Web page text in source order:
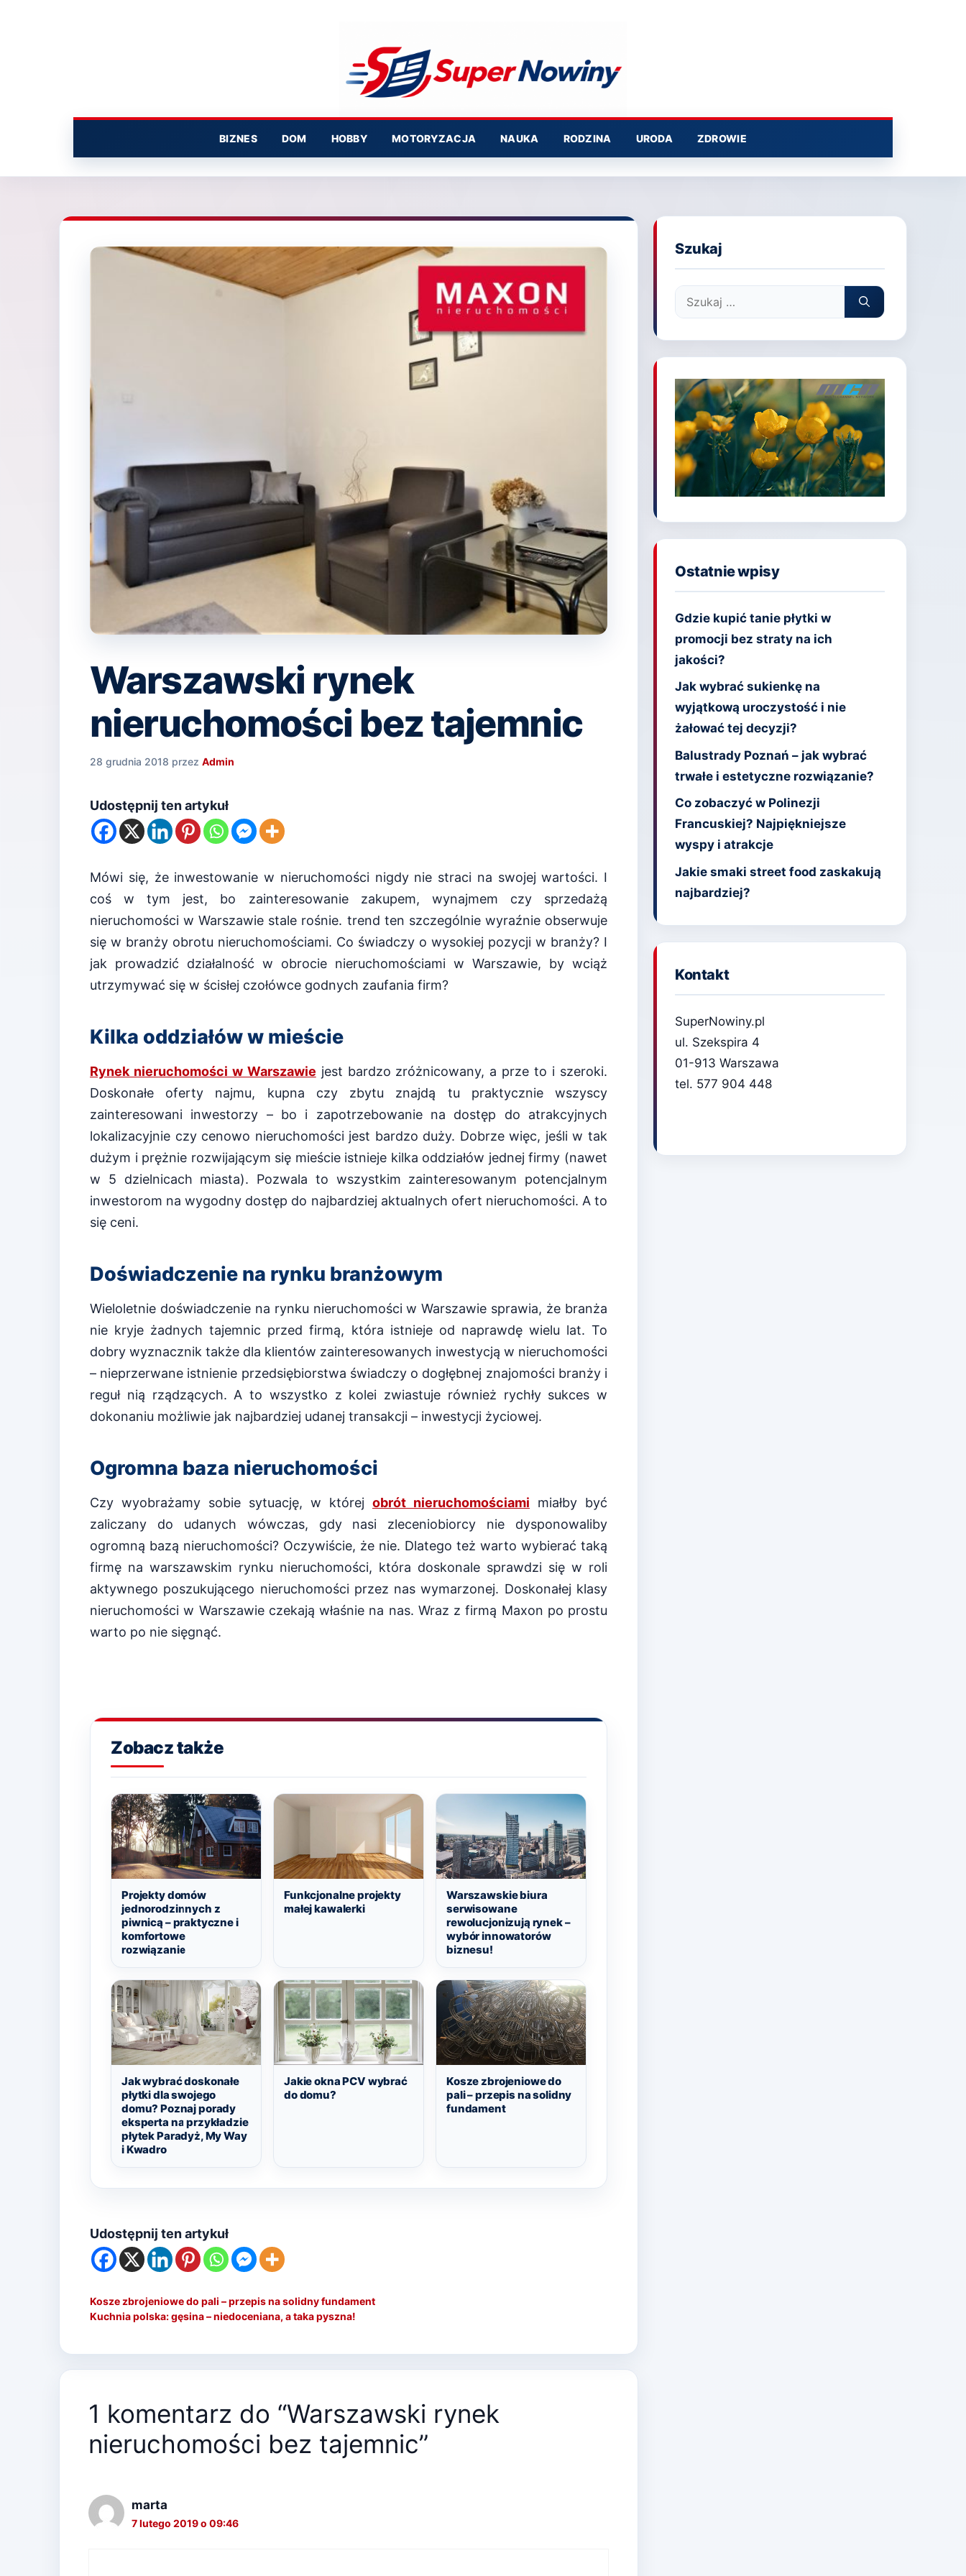
BIZNES DOM HOBBY MOTORYZACJA NAUKA RODZINA URODA ZDROWIE
Warszawski rynek
nieruchomości bez tajemnic
28 grudnia 2018 przez Admin
Udostępnij ten artykuł
Mówi się, że inwestowanie w nieruchomości nigdy nie straci na swojej wartości. I
coś w tym jest, bo zainteresowanie zakupem, wynajmem czy sprzedażą
nieruchomości w Warszawie stale rośnie. trend ten szczególnie wyraźnie obserwuje
się w branży obrotu nieruchomościami. Co świadczy o wysokiej pozycji w branży? I
jak prowadzić działalność w obrocie nieruchomościami w Warszawie, by wciąż
utrzymywać się w ścisłej czołówce godnych zaufania firm?
Kilka oddziałów w mieście
Rynek nieruchomości w Warszawie jest bardzo zróżnicowany, a prze to i szeroki.
Doskonałe oferty najmu, kupna czy zbytu znajdą tu praktycznie wszyscy
zainteresowani inwestorzy – bo i zapotrzebowanie na dostęp do atrakcyjnych
lokalizacyjnie czy cenowo nieruchomości jest bardzo duży. Dobrze więc, jeśli w tak
dużym i prężnie rozwijającym się mieście istnieje kilka oddziałów jednej firmy (nawet
w 5 dzielnicach miasta). Pozwala to wszystkim zainteresowanym potencjalnym
inwestorom na wygodny dostęp do najbardziej aktualnych ofert nieruchomości. A to
się ceni.
Doświadczenie na rynku branżowym
Wieloletnie doświadczenie na rynku nieruchomości w Warszawie sprawia, że branża
nie kryje żadnych tajemnic przed firmą, która istnieje od naprawdę wielu lat. To
dobry wyznacznik także dla klientów zainteresowanych inwestycją w nieruchomości
– nieprzerwane istnienie przedsiębiorstwa świadczy o dogłębnej znajomości branży i
reguł nią rządzących. A to wszystko z kolei zwiastuje również rychły sukces w
dokonaniu możliwie jak najbardziej udanej transakcji – inwestycji życiowej.
Ogromna baza nieruchomości
Czy wyobrażamy sobie sytuację, w której obrót nieruchomościami miałby być
zaliczany do udanych wówczas, gdy nasi zleceniobiorcy nie dysponowaliby
ogromną bazą nieruchomości? Oczywiście, że nie. Dlatego też warto wybierać taką
firmę na warszawskim rynku nieruchomości, która doskonale sprawdzi się w roli
aktywnego poszukującego nieruchomości przez nas wymarzonej. Doskonałej klasy
nieruchomości w Warszawie czekają właśnie na nas. Wraz z firmą Maxon po prostu
warto po nie sięgnąć.
Zobacz także
Projekty domów
jednorodzinnych z
piwnicą – praktyczne i
komfortowe
rozwiązanie
Funkcjonalne projekty
małej kawalerki
Warszawskie biura
serwisowane
rewolucjonizują rynek –
wybór innowatorów
biznesu!
Jak wybrać doskonałe
płytki dla swojego
domu? Poznaj porady
eksperta na przykładzie
płytek Paradyż, My Way
i Kwadro
Jakie okna PCV wybrać
do domu?
Kosze zbrojeniowe do
pali – przepis na solidny
fundament
Udostępnij ten artykuł
Kosze zbrojeniowe do pali – przepis na solidny fundament
Kuchnia polska: gęsina – niedoceniana, a taka pyszna!
1 komentarz do “Warszawski rynek
nieruchomości bez tajemnic”
marta
7 lutego 2019 o 09:46
Szukaj
Szukaj:
Ostatnie wpisy
Gdzie kupić tanie płytki w
promocji bez straty na ich
jakości?
Jak wybrać sukienkę na
wyjątkową uroczystość i nie
żałować tej decyzji?
Balustrady Poznań – jak wybrać
trwałe i estetyczne rozwiązanie?
Co zobaczyć w Polinezji
Francuskiej? Najpiękniejsze
wyspy i atrakcje
Jakie smaki street food zaskakują
najbardziej?
Kontakt
SuperNowiny.pl
ul. Szekspira 4
01-913 Warszawa
tel. 577 904 448